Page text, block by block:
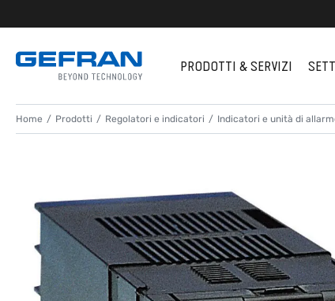
PRODOTTI & SERVIZI
Home Prodotti Regolatori e indicatori Indicatori e unità di